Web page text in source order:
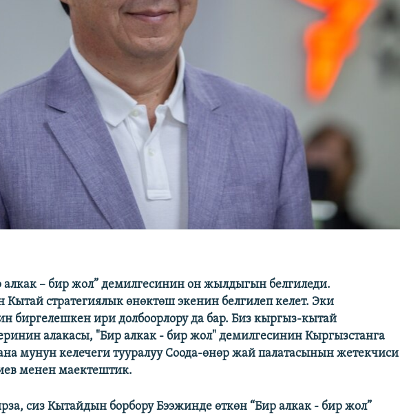
алкак – бир жол” демилгесинин он жылдыгын белгиледи.
Кытай стратегиялык өнөктөш экенин белгилеп келет. Эки
биргелешкен ири долбоорлору да бар. Биз кыргыз-кытай
алакасы, "Бир алкак - бир жол" демилгесинин Кыргызстанга
мунун келечеги тууралуу Соода-өнөр жай палатасынын жетекчиси
менен маектештик.
сиз Кытайдын борбору Бээжинде өткөн “Бир алкак - бир жол”